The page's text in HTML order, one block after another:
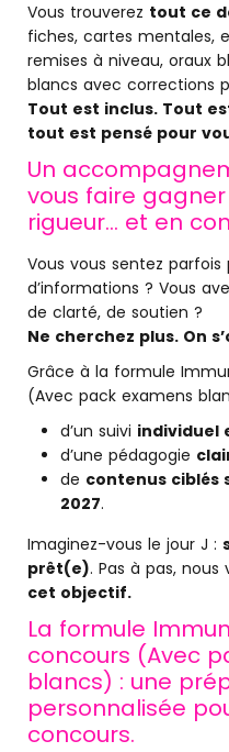
Vous trouverez tout ce
fiches, cartes mentales,
remises à niveau, oraux
blancs avec corrections
Tout est inclus. Tout
tout est pensé pour
Un
vous faire
rigueur… et en
Vous vous sentez
d’informations ? Vous
de clarté, de soutien ?
Ne cherchez plus. On
Grâce à la formule
(Avec pack examens
d’un suivi individuel
d’une pédagogie
de contenus ciblés
2027.
Imaginez-vous le jour J :
prêt(e). Pas à pas, nous
cet objectif.
La formule
concours (Avec
blancs) : une
personnalisée
concours.